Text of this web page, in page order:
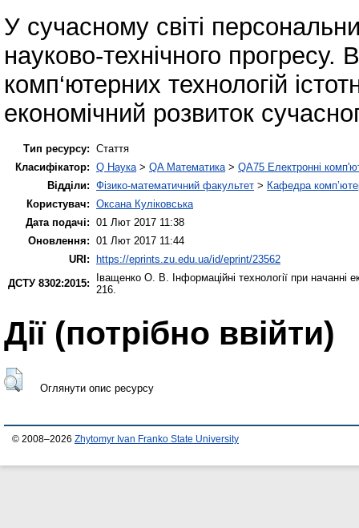
У сучасному світі
науково-технічного прогресу.
комп‘ютерних технологій
економічний розвиток
Тип ресурсу: Стаття
Класифікатор: Q Наука > QA Математика > QA75 Електронні
Відділи: Фізико-математичний факультет > Кафедра
Користувач: Оксана Куліковська
Дата подачі: 01 Лют 2017 11:38
Оновлення: 01 Лют 2017 11:44
URI: https://eprints.zu.edu.ua/id/eprint/23562
ДСТУ 8302:2015:
Іващенко О. В.
Інформаційні технології при начанні
216.
Дії ​​(потрібно ввійти)
Оглянути опис ресурсу
© 2008–2026 Zhytomyr Ivan Franko State University